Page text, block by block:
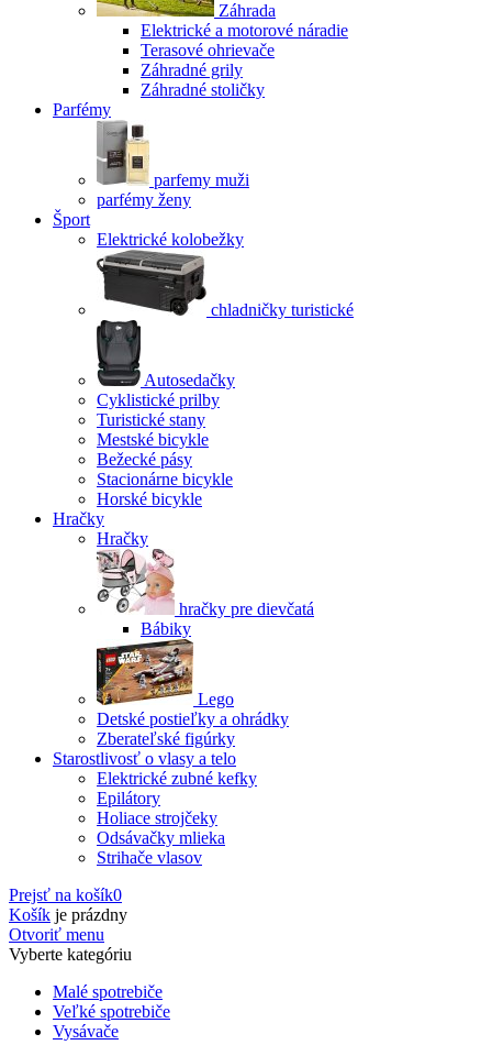
Záhrada
Elektrické a motorové náradie
Terasové ohrievače
Záhradné grily
Záhradné stoličky
Parfémy
parfemy muži
parfémy ženy
Šport
Elektrické kolobežky
chladničky turistické
Autosedačky
Cyklistické prilby
Turistické stany
Mestské bicykle
Bežecké pásy
Stacionárne bicykle
Horské bicykle
Hračky
Hračky
hračky pre dievčatá
Bábiky
Lego
Detské postieľky a ohrádky
Zberateľské figúrky
Starostlivosť o vlasy a telo
Elektrické zubné kefky
Epilátory
Holiace strojčeky
Odsávačky mlieka
Strihače vlasov
Prejsť na košík0
Košík je prázdny
Otvoriť menu
Vyberte kategóriu
Malé spotrebiče
Veľké spotrebiče
Vysávače